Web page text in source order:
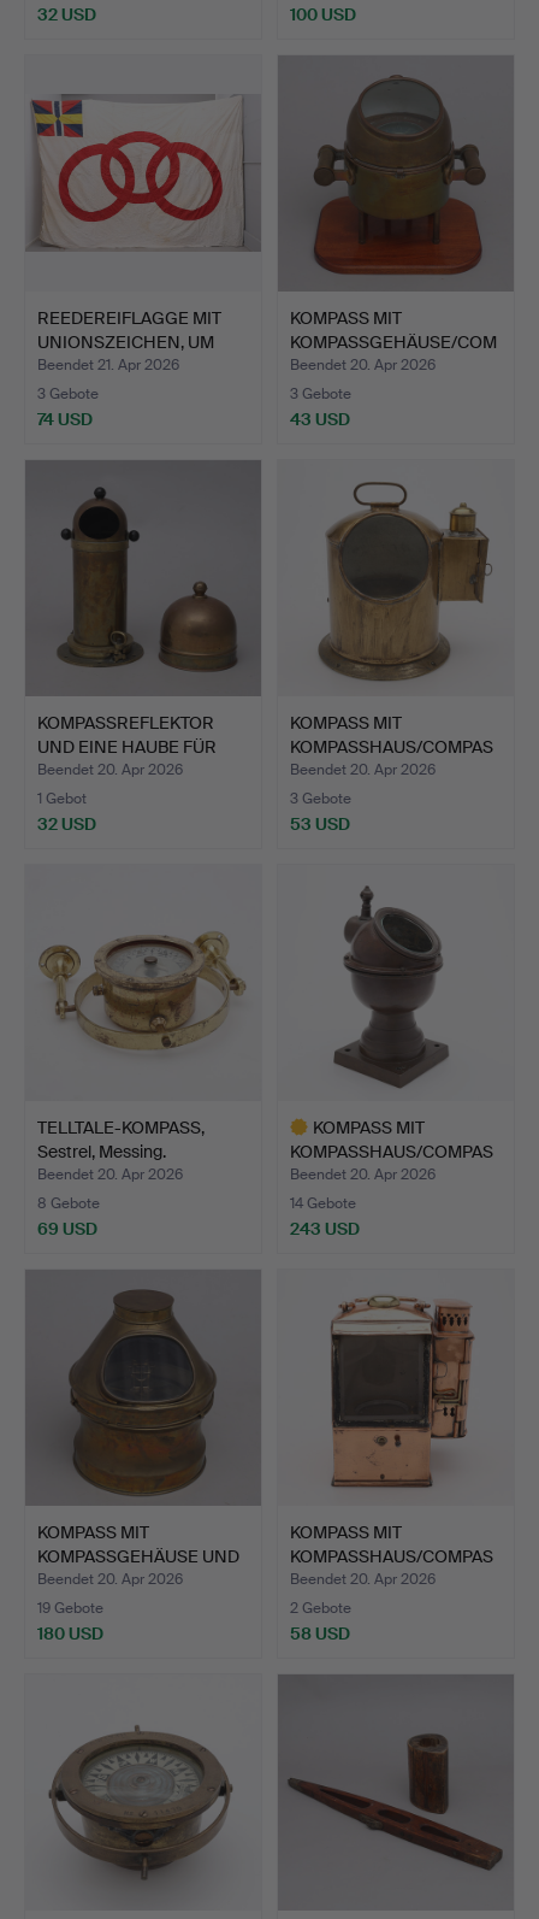
32 USD 100 USD
REEDEREIFLAGGE MIT
UNIONSZEICHEN, UM
1900.
Beendet 21. Apr 2026
3 Gebote
74 USD
KOMPASS MIT
KOMPASSGEHÄUSE/COM
PASS AND BIN…
Beendet 20. Apr 2026
3 Gebote
43 USD
KOMPASSREFLEKTOR
UND EINE HAUBE FÜR
EINEN …
Beendet 20. Apr 2026
1 Gebot
32 USD
KOMPASS MIT
KOMPASSHAUS/COMPAS
S AND BINNAC…
Beendet 20. Apr 2026
3 Gebote
53 USD
TELLTALE-KOMPASS,
Sestrel, Messing.
Beendet 20. Apr 2026
8 Gebote
69 USD
KOMPASS MIT
KOMPASSHAUS/COMPAS
S AND BINNAC…
Beendet 20. Apr 2026
14 Gebote
243 USD
KOMPASS MIT
KOMPASSGEHÄUSE UND
AZIMUTSPIEG…
Beendet 20. Apr 2026
19 Gebote
180 USD
KOMPASS MIT
KOMPASSHAUS/COMPAS
S AND BINNAC…
Beendet 20. Apr 2026
2 Gebote
58 USD